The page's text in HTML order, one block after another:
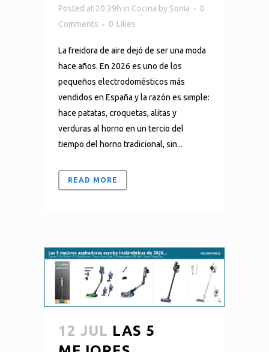
Posted at 20:39h in Cocina by Sonia
0
Comments
0 Likes
La freidora de aire dejó de ser una moda
hace años. En 2026 es uno de los
pequeños electrodomésticos más
vendidos en España y la razón es simple:
hace patatas, croquetas, alitas y
verduras al horno en un tercio del
tiempo del horno tradicional, sin...
READ MORE
12 JUL LAS 5